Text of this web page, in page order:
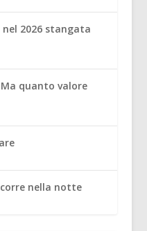
nel 2026 stangata
quanto valore
nella notte